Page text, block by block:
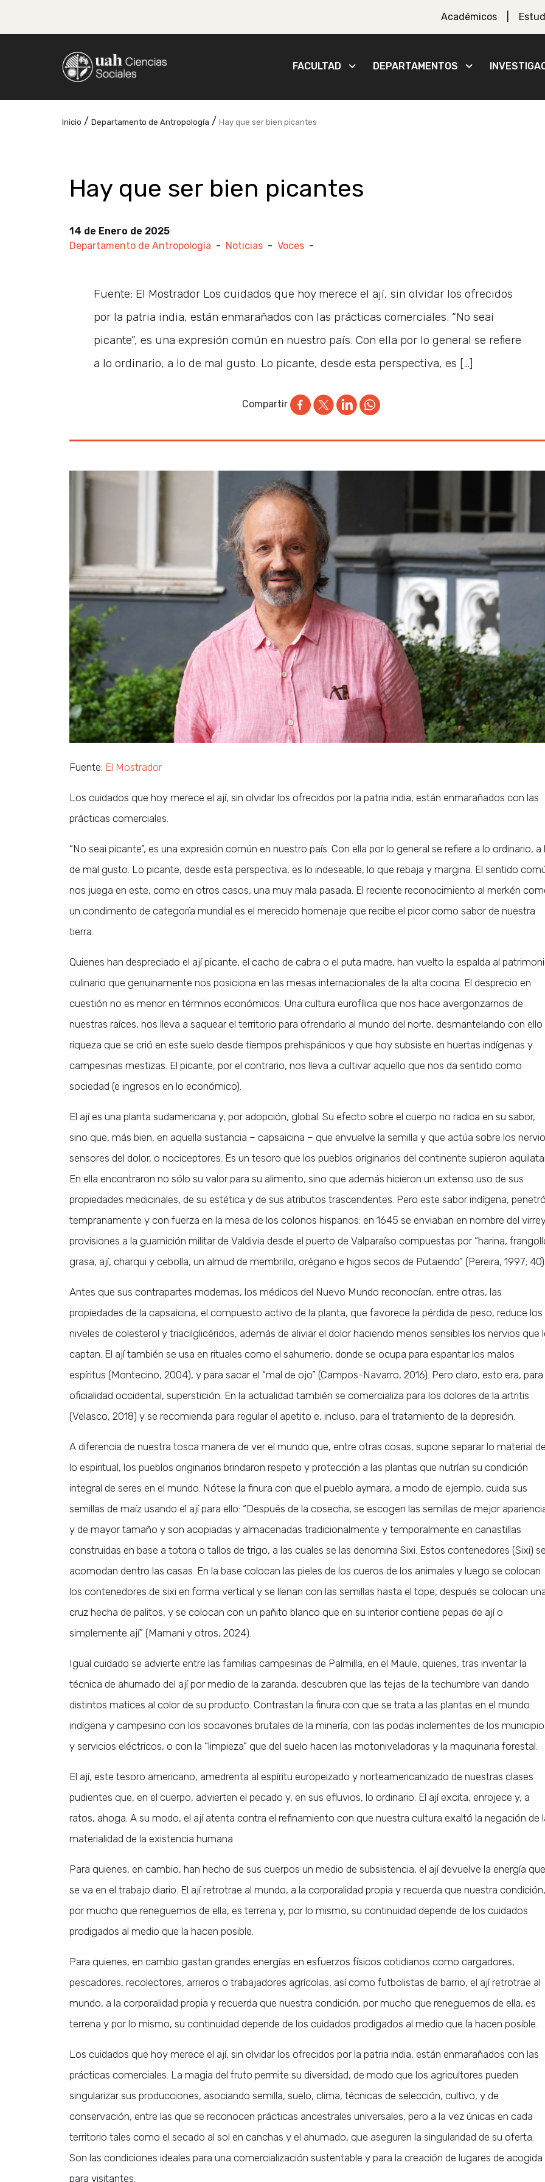
Académicos
FACULTAD DEPARTAMENTOS
Inicio / Departamento de Antropología / Hay que ser bien picantes
Hay que ser bien picantes
14 de Enero de 2025
Departamento de Antropología - Noticias - Voces -
Fuente: El Mostrador Los cuidados que hoy merece el ají, sin olvidar los ofrecidos
por la patria india, están enmarañados con las prácticas comerciales. “No seai
picante”, es una expresión común en nuestro país. Con ella por lo general se refiere
a lo ordinario, a lo de mal gusto. Lo picante, desde esta perspectiva, es […]
Compartir
Fuente: El Mostrador
Los cuidados que hoy merece el ají, sin olvidar los ofrecidos por la patria india, están enmarañados con las
prácticas comerciales.
“No seai picante”, es una expresión común en nuestro país. Con ella por lo general se refiere a lo ordinario, a
de mal gusto. Lo picante, desde esta perspectiva, es lo indeseable, lo que rebaja y margina. El sentido
nos juega en este, como en otros casos, una muy mala pasada. El reciente reconocimiento al merkén
un condimento de categoría mundial es el merecido homenaje que recibe el picor como sabor de nuestra
tierra.
Quienes han despreciado el ají picante, el cacho de cabra o el puta madre, han vuelto la espalda al
culinario que genuinamente nos posiciona en las mesas internacionales de la alta cocina. El desprecio en
cuestión no es menor en términos económicos. Una cultura eurofílica que nos hace avergonzarnos de
nuestras raíces, nos lleva a saquear el territorio para ofrendarlo al mundo del norte, desmantelando con ello
riqueza que se crió en este suelo desde tiempos prehispánicos y que hoy subsiste en huertas indígenas y
campesinas mestizas. El picante, por el contrario, nos lleva a cultivar aquello que nos da sentido como
sociedad (e ingresos en lo económico).
El ají es una planta sudamericana y, por adopción, global. Su efecto sobre el cuerpo no radica en su sabor,
sino que, más bien, en aquella sustancia – capsaicina – que envuelve la semilla y que actúa sobre los
sensores del dolor, o nociceptores. Es un tesoro que los pueblos originarios del continente supieron
En ella encontraron no sólo su valor para su alimento, sino que además hicieron un extenso uso de sus
propiedades medicinales, de su estética y de sus atributos trascendentes. Pero este sabor indígena, penetró
tempranamente y con fuerza en la mesa de los colonos hispanos: en 1645 se enviaban en nombre del
provisiones a la guarnición militar de Valdivia desde el puerto de Valparaíso compuestas por “harina,
grasa, ají, charqui y cebolla, un almud de membrillo, orégano e higos secos de Putaendo” (Pereira, 1997; 40).
Antes que sus contrapartes modernas, los médicos del Nuevo Mundo reconocían, entre otras, las
propiedades de la capsaicina, el compuesto activo de la planta, que favorece la pérdida de peso, reduce los
niveles de colesterol y triacilglicéridos, además de aliviar el dolor haciendo menos sensibles los nervios que
captan. El ají también se usa en rituales como el sahumerio, donde se ocupa para espantar los malos
espíritus (Montecino, 2004), y para sacar el “mal de ojo” (Campos-Navarro, 2016). Pero claro, esto era, para
oficialidad occidental, superstición. En la actualidad también se comercializa para los dolores de la artritis
(Velasco, 2018) y se recomienda para regular el apetito e, incluso, para el tratamiento de la depresión.
A diferencia de nuestra tosca manera de ver el mundo que, entre otras cosas, supone separar lo material de
lo espiritual, los pueblos originarios brindaron respeto y protección a las plantas que nutrían su condición
integral de seres en el mundo. Nótese la finura con que el pueblo aymara, a modo de ejemplo, cuida sus
semillas de maíz usando el ají para ello: “Después de la cosecha, se escogen las semillas de mejor
y de mayor tamaño y son acopiadas y almacenadas tradicionalmente y temporalmente en canastillas
construidas en base a totora o tallos de trigo, a las cuales se las denomina Sixi. Estos contenedores (Sixi) se
acomodan dentro las casas. En la base colocan las pieles de los cueros de los animales y luego se colocan
los contenedores de sixi en forma vertical y se llenan con las semillas hasta el tope, después se colocan
cruz hecha de palitos, y se colocan con un pañito blanco que en su interior contiene pepas de ají o
simplemente ají” (Mamani y otros, 2024).
Igual cuidado se advierte entre las familias campesinas de Palmilla, en el Maule, quienes, tras inventar la
técnica de ahumado del ají por medio de la zaranda, descubren que las tejas de la techumbre van dando
distintos matices al color de su producto. Contrastan la finura con que se trata a las plantas en el mundo
indígena y campesino con los socavones brutales de la minería, con las podas inclementes de los
y servicios eléctricos, o con la “limpieza” que del suelo hacen las motoniveladoras y la maquinaria forestal.
El ají, este tesoro americano, amedrenta al espíritu europeizado y norteamericanizado de nuestras clases
pudientes que, en el cuerpo, advierten el pecado y, en sus efluvios, lo ordinario. El ají excita, enrojece y, a
ratos, ahoga. A su modo, el ají atenta contra el refinamiento con que nuestra cultura exaltó la negación de
materialidad de la existencia humana.
Para quienes, en cambio, han hecho de sus cuerpos un medio de subsistencia, el ají devuelve la energía que
se va en el trabajo diario. El ají retrotrae al mundo, a la corporalidad propia y recuerda que nuestra condición,
por mucho que reneguemos de ella, es terrena y, por lo mismo, su continuidad depende de los cuidados
prodigados al medio que la hacen posible.
Para quienes, en cambio gastan grandes energías en esfuerzos físicos cotidianos como cargadores,
pescadores, recolectores, arrieros o trabajadores agrícolas, así como futbolistas de barrio, el ají retrotrae al
mundo, a la corporalidad propia y recuerda que nuestra condición, por mucho que reneguemos de ella, es
terrena y por lo mismo, su continuidad depende de los cuidados prodigados al medio que la hacen posible.
Los cuidados que hoy merece el ají, sin olvidar los ofrecidos por la patria india, están enmarañados con las
prácticas comerciales. La magia del fruto permite su diversidad, de modo que los agricultores pueden
singularizar sus producciones, asociando semilla, suelo, clima, técnicas de selección, cultivo, y de
conservación, entre las que se reconocen prácticas ancestrales universales, pero a la vez únicas en cada
territorio tales como el secado al sol en canchas y el ahumado, que aseguren la singularidad de su oferta.
Son las condiciones ideales para una comercialización sustentable y para la creación de lugares de acogida
para visitantes.